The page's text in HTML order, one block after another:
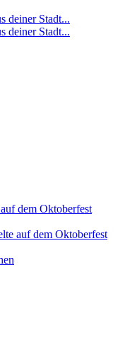
dem Oktoberfest
auf dem Oktoberfest